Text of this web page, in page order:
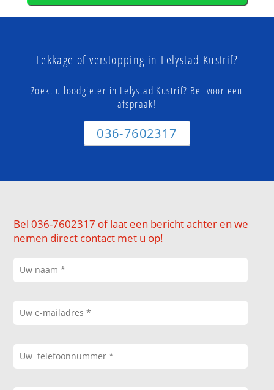
Lekkage of verstopping in Lelystad Kustrif?
Zoekt u loodgieter in Lelystad Kustrif? Bel voor een
afspraak!
036-7602317
Bel 036-7602317 of laat een bericht achter en we
nemen direct contact met u op!